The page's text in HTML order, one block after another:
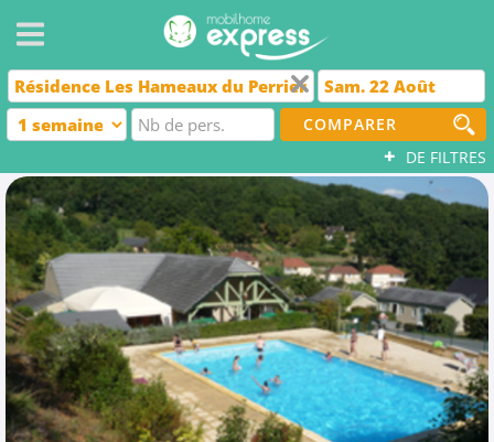
COMPARER
+ DE FILTRES